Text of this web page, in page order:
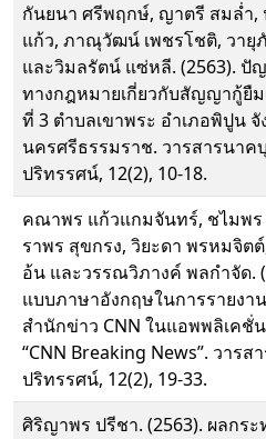
กันยนา ศรีพฤกษ์, ญาตรี สมล่ำ,
แก้ว, ภาณุวัฒน์ เพชรโชติ, วา
และวิมลรัตน์ แซ่หลี. (2563).
ทางกฎหมายเกี่ยวกับสัญญากู้ยื
ที่ 3 ตำบลเขาพระ อำเภอพิปูน จั
นครศรีธรรมราช. วารสารนาค
ปริทรรศน์, 12(2), 10-18.
คณาพร แก้วแกมจันทร์, ชไมพ
ราพร สุขกรง, วิยะดา พรหมจิต
อ้น และวรรณวิภางค์ พลกำจัด.
แบบภาษาอังกฤษในการรายงา
สำนักข่าว CNN ในแอพพลิเคชั่
“CNN Breaking News”. วารส
ปริทรรศน์, 12(2), 19-33.
ศิริญาพร ปรีชา. (2563). ผลกระ